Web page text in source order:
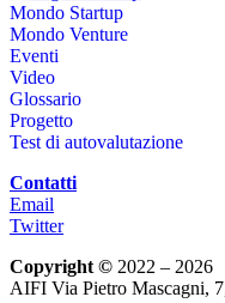
Mondo Startup
Mondo Venture
Eventi
Video
Glossario
Progetto
Test di autovalutazione
Contatti
Email
Twitter
Copyright © 2022 – 2026
AIFI Via Pietro Mascagni,